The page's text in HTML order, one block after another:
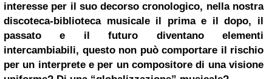
interesse per il suo decorso cronologico, nella nostra
discoteca-biblioteca musicale il prima e il dopo, il
passato e il futuro diventano elementi
intercambiabili, questo non può comportare il rischio
per un interprete e per un compositore di una visione